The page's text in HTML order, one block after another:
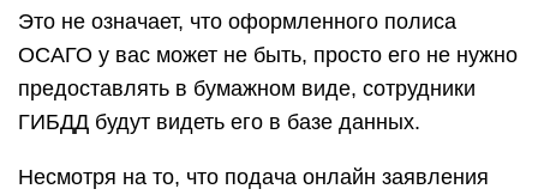
Это не означает, что оформленного полиса
ОСАГО у вас может не быть, просто его не нужно
предоставлять в бумажном виде, сотрудники
ГИБДД будут видеть его в базе данных.
Несмотря на то, что подача онлайн заявления